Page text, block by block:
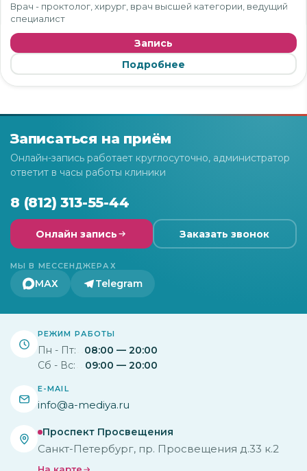
Врач - проктолог, хирург, врач высшей категории, ведущий
специалист
Запись
Подробнее
Записаться на приём
Онлайн-запись работает круглосуточно, администратор
ответит в часы работы клиники
8 (812) 313-55-44
Онлайн запись Заказать звонок
МЫ В МЕССЕНДЖЕРАХ
МАХ Telegram
РЕЖИМ РАБОТЫ
Пн - Пт:
08:00 — 20:00
Сб - Вс:
09:00 — 20:00
E-MAIL
info@a-mediya.ru
Проспект Просвещения
Санкт-Петербург, пр. Просвещения д.33 к.2